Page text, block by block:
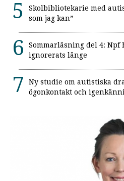
Skolbibliotekarie med
som jag kan”
Sommarläsning del 4: Npf
ignorerats länge
Ny studie om autistiska
ögonkontakt och